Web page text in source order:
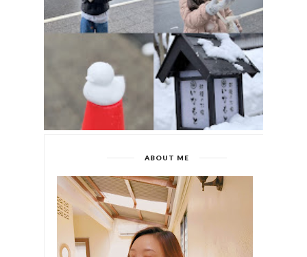
ABOUT ME